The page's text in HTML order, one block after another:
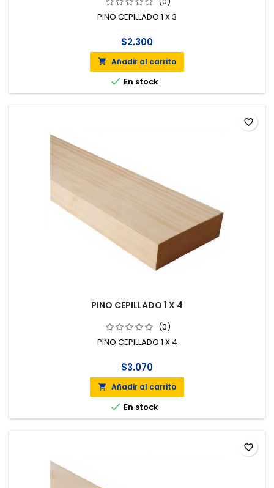
PINO CEPILLADO 1 X 3
$2.300
 Añadir al carrito
 En stock
PINO CEPILLADO 1 X 4
(0)
PINO CEPILLADO 1 X 4
$3.070
 Añadir al carrito
 En stock
favorite_border
favorite_border